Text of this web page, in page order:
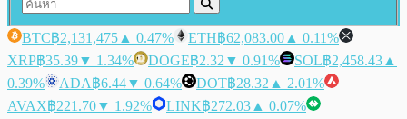
BTC฿2,131,475 ▲ 0.47% ETH฿62,083.00 ▲ 0.11%
XRP฿35.39▼ 1.34% DOGE฿2.32 ▼ 0.91% SOL฿2,458.43 ▲
0.39%
ADA฿6.44▼ 0.64% DOT฿28.32 ▲ 2.01%
AVAX฿221.70▼ 1.92% LINK฿272.03 ▲ 0.07%